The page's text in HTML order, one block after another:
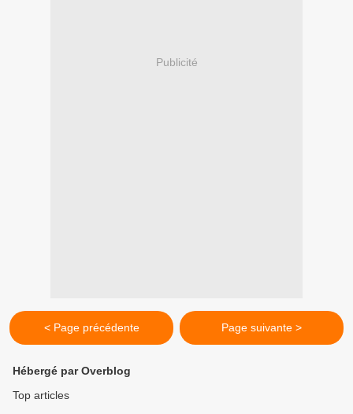
Publicité
< Page précédente Page suivante >
Hébergé par Overblog
Top articles